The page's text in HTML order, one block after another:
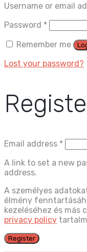
Username or email
Password *
Remember me
Lost your password?
Email address *
A link to set a new
address.
A személyes
élmény
kezeléséhez és más
privacy policy
Register